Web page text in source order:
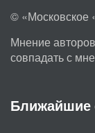
© «Московское
Мнение
совпадать с
Ближайшие